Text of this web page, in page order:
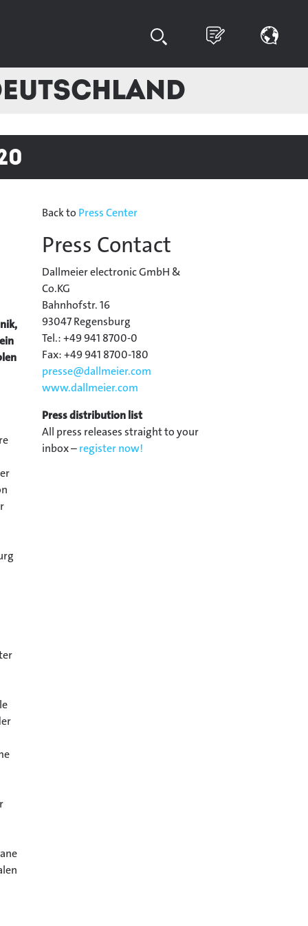
Deutschland
Back to Press Center
Press Contact
Dallmeier electronic GmbH &
Co.KG
Bahnhofstr. 16
93047 Regensburg
Tel.: +49 941 8700-0
Fax: +49 941 8700-180
presse@dallmeier.com
www.dallmeier.com
Press distribution list
All press releases straight to your
inbox –register now!